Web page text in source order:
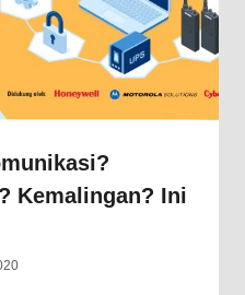
Kemalingan? Ini